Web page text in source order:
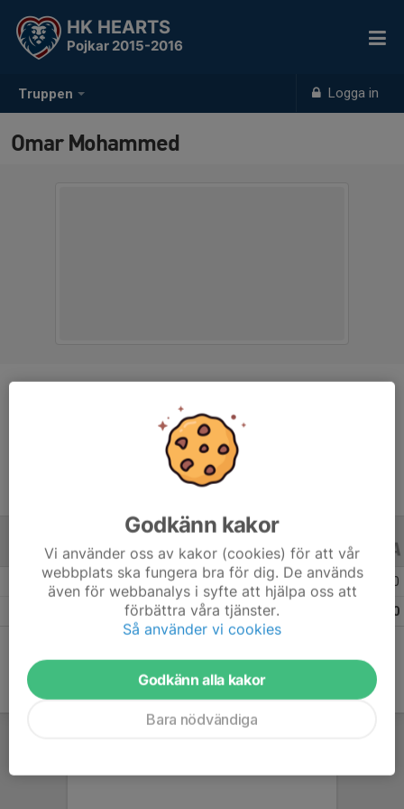
Truppen Logga in
HK HEARTS
Pojkar 2015-2016
Omar Mohammed
12 år
ALLA SERIER ALLA ÅR
Säsongen 25/26 6 0 0
0
Godkänn kakor
Vi använder oss av kakor (cookies) för att vår
webbplats ska fungera bra för dig. De används
även för webbanalys i syfte att hjälpa oss att
förbättra våra tjänster.
Så använder vi cookies
Godkänn alla kakor
Bara nödvändiga